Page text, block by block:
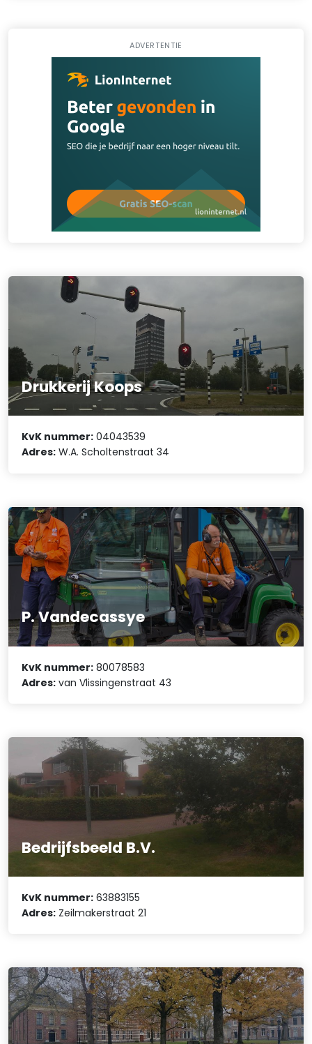
ADVERTENTIE
Drukkerij Koops
KvK nummer: 04043539
Adres: W.A. Scholtenstraat 34
P. Vandecassye
KvK nummer: 80078583
Adres: van Vlissingenstraat 43
Bedrijfsbeeld B.V.
KvK nummer: 63883155
Adres: Zeilmakerstraat 21